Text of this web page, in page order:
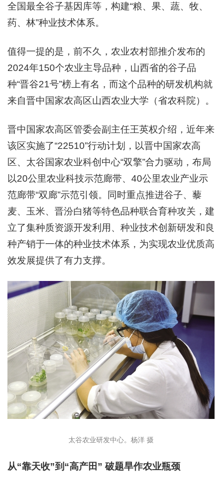
全国最全谷子基因库等，构建“粮、果、蔬、牧、
药、林”种业技术体系。
值得一提的是，前不久，农业农村部推介发布的
2024年150个农业主导品种，山西省的谷子品
种“晋谷21号”榜上有名，而这个品种的研发机构就
来自晋中国家农高区山西农业大学（省农科院）。
晋中国家农高区管委会副主任王英权介绍，近年来
该区实施了“22510”行动计划，以晋中国家农高
区、太谷国家农业科创中心“双擎”合力驱动，布局
以20公里农业科技示范廊带、40公里农业产业示
范廊带“双廊”示范引领。同时重点推进谷子、藜
麦、玉米、晋汾白猪等特色品种联合育种攻关，建
立了集种质资源开发利用、种业技术创新研发和良
种产销于一体的种业技术体系，为实现农业优质高
效发展提供了有力支撑。
太谷农业研发中心。杨洋 摄
从“靠天收”到“高产田” 破题旱作农业瓶颈